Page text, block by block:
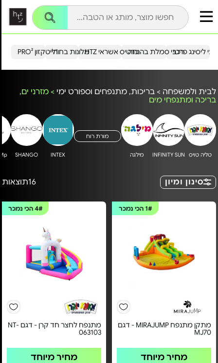
הייטקזון PRO²מלונות בחו"ל כרטיס אשראי HTZ ליסינג פרטירכבי סמלת בהנחה
לבית ולמשפחה > בריכות, מתנפחים וספורט ימי > מזרני ים,
בריכה ומתנפחי מים
טליה טויס INFINITY SUN מילגה
מורת רוח
INTEX
SHANGO
סינון ומיון 16תוצאות
1#הכי נמכר
מתקן מתנפח MIRAJUMP - דגם
MJ70
מחיר מיוחד
4#הכי נמכר
מתנפח לחצר חד קרן - דגם NT-
063103
מחיר מיוחד